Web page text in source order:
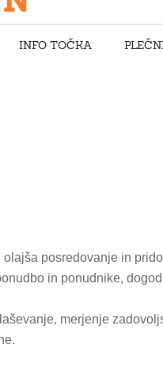
INFO TOČKA
posredovanje in
in ponudnike,
merjenje